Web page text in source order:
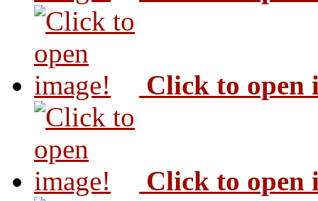
Click to open
Click to open